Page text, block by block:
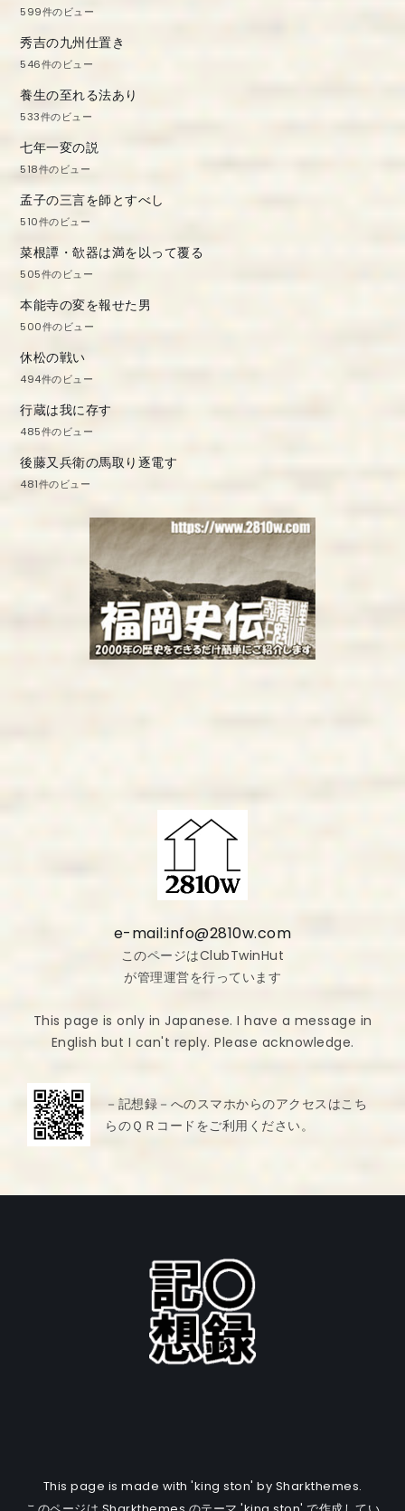
599件のビュー
秀吉の九州仕置き
546件のビュー
養生の至れる法あり
533件のビュー
七年一変の説
518件のビュー
孟子の三言を師とすべし
510件のビュー
菜根譚・欹器は満を以って覆る
505件のビュー
本能寺の変を報せた男
500件のビュー
休松の戦い
494件のビュー
行蔵は我に存す
485件のビュー
後藤又兵衛の馬取り逐電す
481件のビュー
e-mail:info@2810w.com
このページはClubTwinHut
が管理運営を行っています
This page is only in Japanese. I have a message in
English but I can't reply. Please acknowledge.
－記想録－へのスマホからのアクセスはこち
らのＱＲコードをご利用ください。
This page is made with 'king ston' by Sharkthemes.